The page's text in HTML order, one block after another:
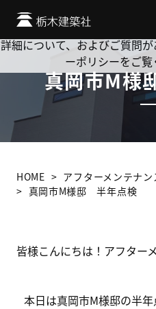
真岡市M
HOME
アフターメンテナ
真岡市M様邸 半年点検
皆様こんにちは！アフター
本日は真岡市M様邸の半
Cookie を使用して、お客様
か? 当社ではお客様のプライ
詳細について、およびご質問
ーポリシーをご覧